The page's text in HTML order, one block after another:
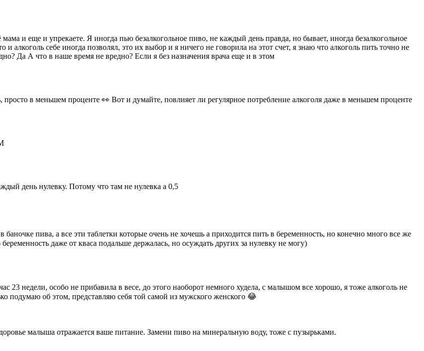
и еще и упрекаете. Я иногда пью безалкогольное пиво, не каждый день правда, но бывает, иногда безалкогольное
себе иногда позволял, это их выбор и я ничего не говорила на этот счет, я знаю что алкоголь пить точно не
Да А что в наше время не вредно? Если я без назначения врача еще и в этом
в меньшем проценте 👀 Вот и думайте, повлияет ли регулярное потребление алкоголя даже в меньшем проценте
день нулевку. Потому что там не нулевка а 0,5
пива, а все эти таблетки которые очень не хочешь а приходится пить в беременность, но конечно много все же
даже от кваса подальше держалась, но осуждать других за нулевку не могу)
23 недели, особо не прибавила в весе, до этого наоборот немного худела, с малышом все хорошо, я тоже алкоголь не
подумаю об этом, представляю себя той самой из мужского женского 😂
малыша отражается ваше питание. Замени пиво на минеральную воду, тоже с пузырьками.